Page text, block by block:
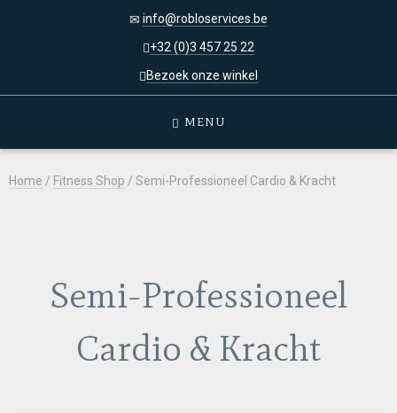
info@robloservices.be
+32 (0)3 457 25 22
Bezoek onze winkel
MENU
Home / Fitness Shop / Semi-Professioneel Cardio & Kracht
Semi-Professioneel
Cardio & Kracht